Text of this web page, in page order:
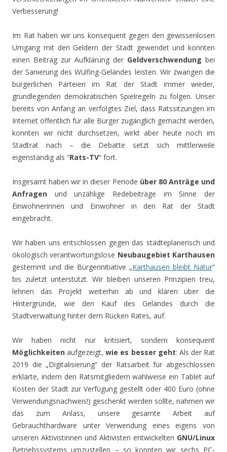
Verbesserung!
Im Rat haben wir uns konsequent gegen den gewissenlosen
Umgang mit den Geldern der Stadt gewendet und konnten
einen Beitrag zur Aufklärung der Geldverschwendung bei
der Sanierung des Wülfing-Geländes leisten. Wir zwangen die
bürgerlichen Parteien im Rat der Stadt immer wieder,
grundlegenden demokratischen Spielregeln zu folgen. Unser
bereits von Anfang an verfolgtes Ziel, dass Ratssitzungen im
Internet öffentlich für alle Bürger zugänglich gemacht werden,
konnten wir nicht durchsetzen, wirkt aber heute noch im
Stadtrat nach – die Debatte setzt sich mittlerweile
eigenständig als “Rats-TV“ fort.
Insgesamt haben wir in dieser Periode über 80 Anträge und
Anfragen und unzählige Redebeiträge im Sinne der
Einwohnerinnen und Einwohner in den Rat der Stadt
eingebracht.
Wir haben uns entschlossen gegen das städteplanerisch und
ökologisch verantwortungslose Neubaugebiet Karthausen
gestemmt und die Bürgerinitiative „Karthausen bleibt Natur“
bis zuletzt unterstützt. Wir bleiben unseren Prinzipien treu,
lehnen das Projekt weiterhin ab und klären über die
Hintergründe, wie den Kauf des Geländes durch die
Stadtverwaltung hinter dem Rücken Rates, auf.
Wir haben nicht nur kritisiert, sondern konsequent
Möglichkeiten aufgezeigt,wie es besser geht: Als der Rat
2019 die „Digitalisierung“ der Ratsarbeit für abgeschlossen
erklärte, indem den Ratsmitgliedern wahlweise ein Tablet auf
Kosten der Stadt zur Verfügung gestellt oder 400 Euro (ohne
Verwendungsnachweis!) geschenkt werden sollte, nahmen wir
das zum Anlass, unsere gesamte Arbeit auf
Gebrauchthardware unter Verwendung eines eigens von
unseren Aktivistinnen und Aktivisten entwickelten GNU/Linux
Betriebssystems umzustellen – so konnten wir sechs PC-